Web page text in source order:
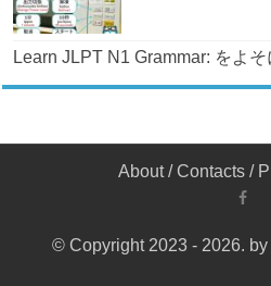
Learn JLPT N1 Grammar: をよ
About/Contacts /
© Copyright 2023 - 2026. by